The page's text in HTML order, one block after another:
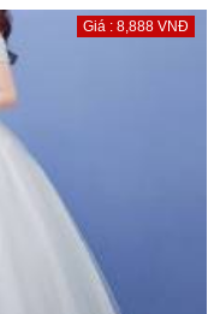
Giá : 8,888 VNĐ